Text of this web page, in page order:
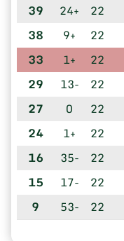
22
+24
39
22
+9
38
22
+1
33
22
-13
29
22
0
27
22
+1
24
22
-35
16
22
-17
15
22
-53
9